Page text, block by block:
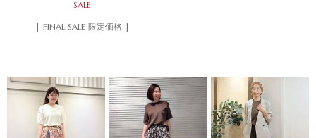
SALE
| FINAL SALE 限定価格 |